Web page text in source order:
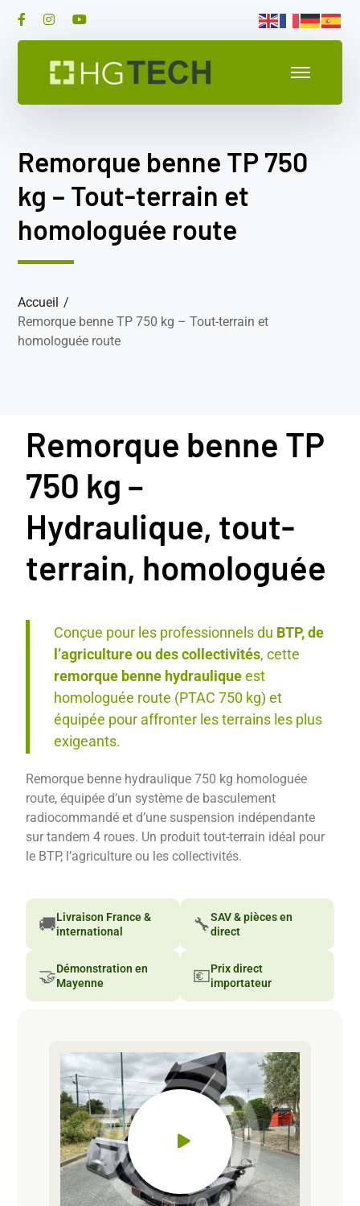
Remorque benne TP 750
kg – Tout-terrain et
homologuée route
Accueil
Remorque benne TP 750 kg – Tout-terrain et
homologuée route
Remorque benne TP
750 kg –
Hydraulique, tout-
terrain, homologuée
Conçue pour les professionnels du BTP, de
l’agriculture ou des collectivités, cette
remorque benne hydrauliqueest
homologuée route (PTAC 750 kg) et
équipée pour affronter les terrains les plus
exigeants.
Remorque benne hydraulique 750 kg homologuée
route, équipée d’un système de basculement
radiocommandé et d’une suspension indépendante
sur tandem 4 roues. Un produit tout-terrain idéal pour
le BTP, l’agriculture ou les collectivités.
🚚Livraison France &
international
🔧SAV & pièces en
direct
🤝Démonstration en
Mayenne
💶Prix direct
importateur